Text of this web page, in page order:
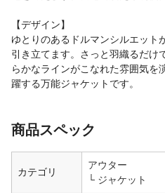
【デザイン】
ゆとりのあるドルマンシルエット
引き立てます。さっと羽織るだけ
らかなラインがこなれた雰囲気を
躍する万能ジャケットです。
商品スペック
カテゴリ
アウター
ジャケット